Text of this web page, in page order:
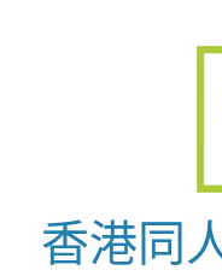
香港同